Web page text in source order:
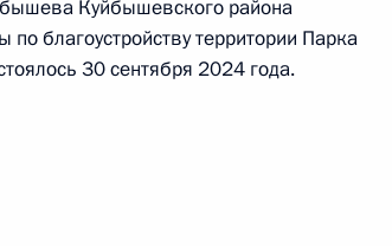
данного по итогам личного приёма
Новосибирской области,
Куйбышевского района
благоустройству территории Парка
30 сентября 2024 года.